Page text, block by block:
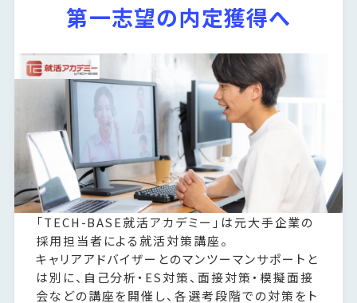
第一志望の内定獲得へ
「TECH-BASE就活アカデミー」は元大手企業の
採用担当者による就活対策講座。
キャリアアドバイザーとのマンツーマンサポートと
は別に、自己分析・ES対策、面接対策・模擬面接
会などの講座を開催し、各選考段階での対策をト